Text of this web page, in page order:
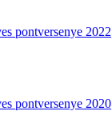
pontversenye 2022
pontversenye 2020